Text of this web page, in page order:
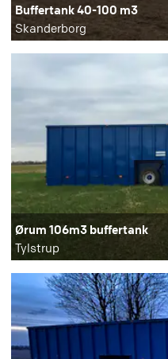
Buffertank 40-100 m3
Skanderborg
Ørum 106m3 buffertank
Tylstrup